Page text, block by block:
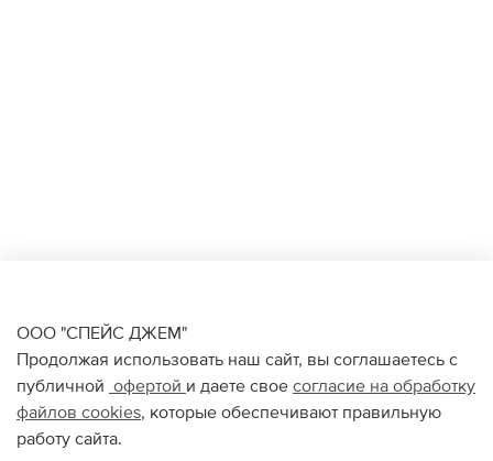
ООО "СПЕЙС ДЖЕМ"
Продолжая использовать наш сайт, вы соглашаетесь с
публичной офертой и даете свое согласие на обработку
файлов cookies, которые обеспечивают правильную
работу сайта.